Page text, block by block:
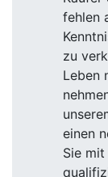
fehlen
zu
Leben
einen
Sie